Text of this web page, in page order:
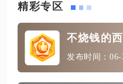
精彩专区
不烧钱的
发布时间：06-